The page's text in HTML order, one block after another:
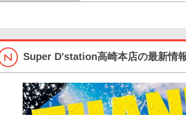
Super D'station高崎本店の最新情